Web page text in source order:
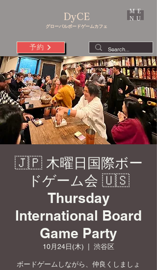
DyCE
グローバルボードゲームカフェ
予約
ME
NU
🇯🇵 木曜日国際ボー
ドゲーム会 🇺🇸
Thursday
International Board
Game Party
10月24日(木) 渋谷区
ボードゲームしながら、仲良くしましょ